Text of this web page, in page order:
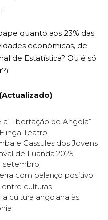
quanto aos 23% das
económicas, de
de Estatística? Ou é só
a Libertação de Angola”
Teatro
e Cassules dos Jovens
de Luanda 2025
setembro
com balanço positivo
culturas
a cultura angolana às